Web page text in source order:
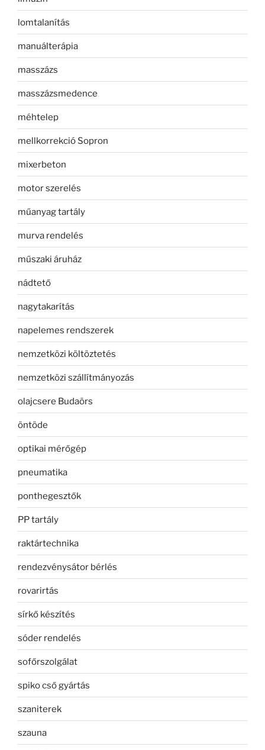
lomtalanítás
manuálterápia
masszázs
masszázsmedence
méhtelep
mellkorrekció Sopron
mixerbeton
motor szerelés
műanyag tartály
murva rendelés
műszaki áruház
nádtető
nagytakarítás
napelemes rendszerek
nemzetközi költöztetés
nemzetközi szállítmányozás
olajcsere Budaörs
öntöde
optikai mérőgép
pneumatika
ponthegesztők
PP tartály
raktártechnika
rendezvénysátor bérlés
rovarirtás
sírkő készítés
sóder rendelés
sofőrszolgálat
spiko cső gyártás
szaniterek
szauna